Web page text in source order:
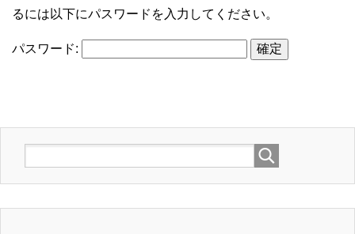
るには以下にパスワードを入力してください。
パスワード: